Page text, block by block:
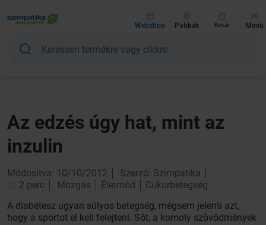
Webshop Patikák Kosár Menü
Az edzés úgy hat, mint az
inzulin
Módosítva: 10/10/2012
Szerző: Szimpatika
2 perc
Mozgás Életmód
Cukorbetegség
A diabétesz ugyan súlyos betegség, mégsem jelenti azt,
hogy a sportot el kell felejteni. Sőt, a komoly szövődmények